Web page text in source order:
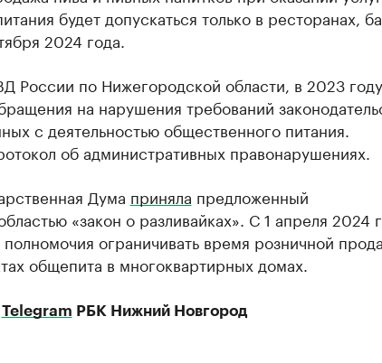
будет допускаться только в ресторанах,
2024 года.
России по Нижегородской области, в 2023 году
на нарушения требований
с деятельностью общественного питания.
об административных правонарушениях.
Дума приняла предложенный
«закон о разливайках». С 1 апреля 2024
ограничивать время розничной
общепита в многоквартирных домах.
Telegram РБК Нижний Новгород